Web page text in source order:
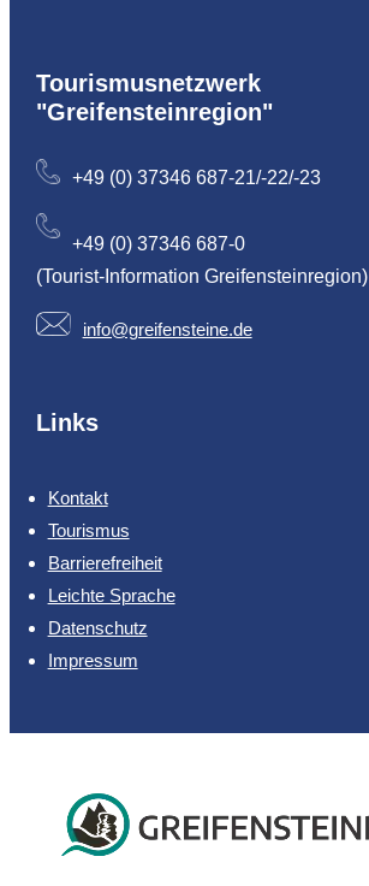
Tourismusnetzwerk
"Greifensteinregion"
+49 (0) 37346 687-21/-22/-23
+49 (0) 37346 687-0
(Tourist-Information Greifensteinregion)
info@greifensteine.de
Links
Kontakt
Tourismus
Barrierefreiheit
Leichte Sprache
Datenschutz
Impressum